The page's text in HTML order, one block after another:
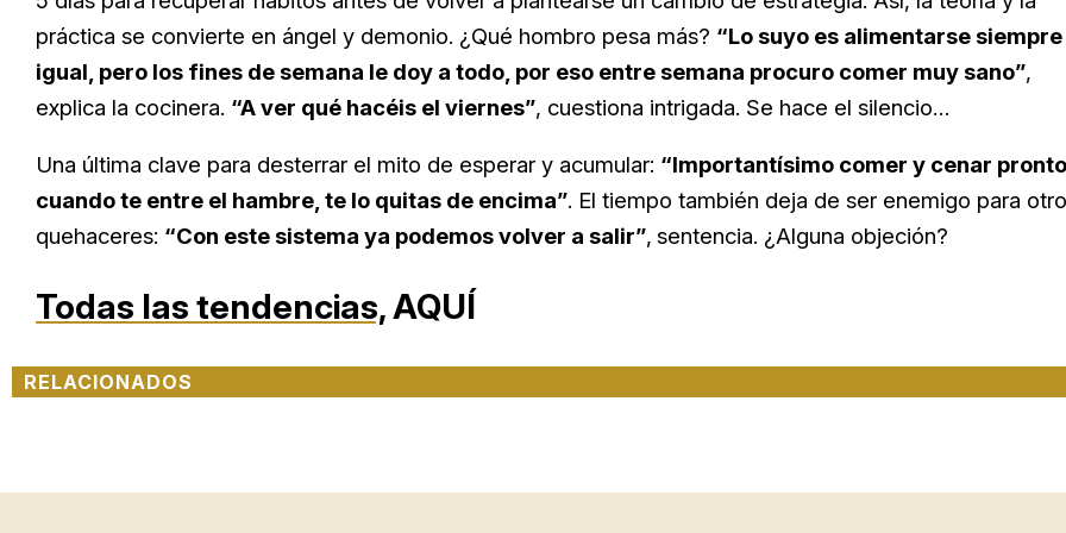
práctica se convierte en ángel y demonio. ¿Qué hombro pesa más? “Lo suyo es alimentarse siempre
igual, pero los fines de semana le doy a todo, por eso entre semana procuro comer muy sano”,
explica la cocinera. “A ver qué hacéis el viernes”, cuestiona intrigada. Se hace el silencio…
Una última clave para desterrar el mito de esperar y acumular: “Importantísimo comer y cenar
cuando te entre el hambre, te lo quitas de encima”. El tiempo también deja de ser enemigo para
quehaceres: “Con este sistema ya podemos volver a salir”, sentencia. ¿Alguna objeción?
Todas las tendencias,AQUÍ
RELACIONADOS